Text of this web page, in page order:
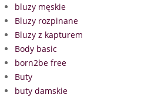
bluzy męskie
Bluzy rozpinane
Bluzy z kapturem
Body basic
born2be free
Buty
buty damskie